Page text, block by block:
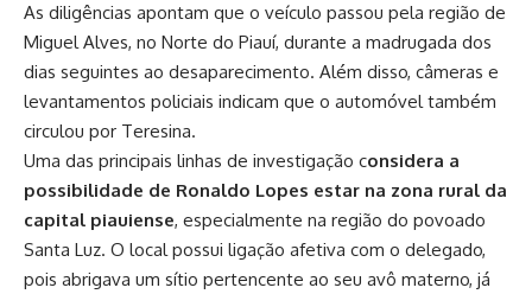
As diligências apontam que o veículo passou pela região de
Miguel Alves, no Norte do Piauí, durante a madrugada dos
dias seguintes ao desaparecimento. Além disso, câmeras e
levantamentos policiais indicam que o automóvel também
circulou por Teresina.
Uma das principais linhas de investigação considera a
possibilidade de Ronaldo Lopes estar na zona rural da
capital piauiense, especialmente na região do povoado
Santa Luz. O local possui ligação afetiva com o delegado,
pois abrigava um sítio pertencente ao seu avô materno, já